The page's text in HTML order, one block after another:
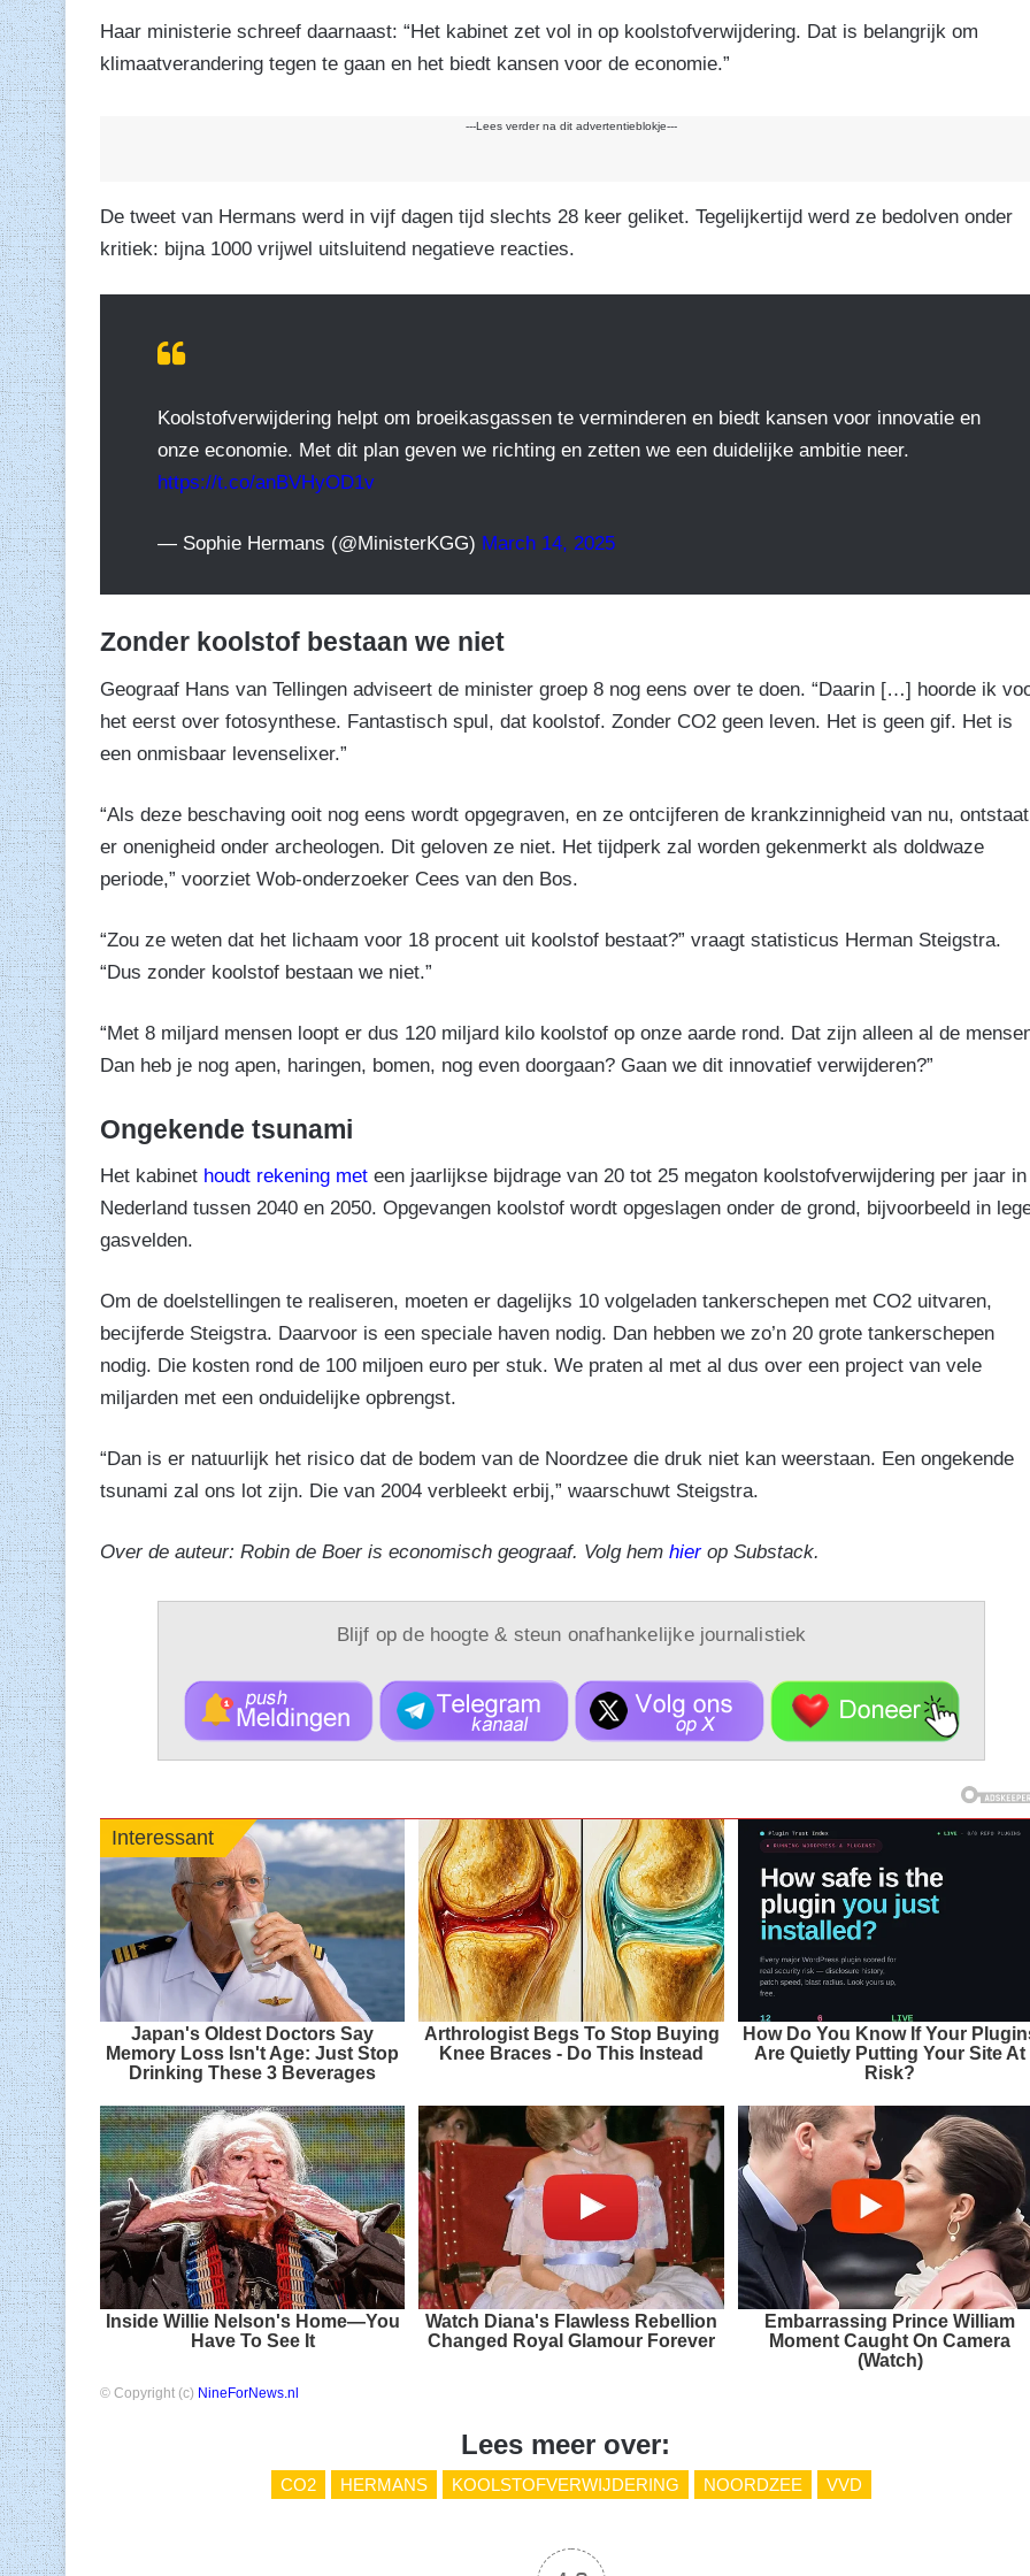
Haar ministerie schreef daarnaast: “Het kabinet zet vol in op koolstofverwijdering. Dat is belangrijk om
klimaatverandering tegen te gaan en het biedt kansen voor de economie.”
---Lees verder na dit advertentieblokje---
De tweet van Hermans werd in vijf dagen tijd slechts 28 keer geliket. Tegelijkertijd werd ze bedolven onder
kritiek: bijna 1000 vrijwel uitsluitend negatieve reacties.
Koolstofverwijdering helpt om broeikasgassen te verminderen en biedt kansen voor innovatie en
onze economie. Met dit plan geven we richting en zetten we een duidelijke ambitie neer.
https://t.co/anBVHyOD1v
— Sophie Hermans (@MinisterKGG) March 14, 2025
Zonder koolstof bestaan we niet
Geograaf Hans van Tellingen adviseert de minister groep 8 nog eens over te doen. “Daarin […] hoorde ik
het eerst over fotosynthese. Fantastisch spul, dat koolstof. Zonder CO2 geen leven. Het is geen gif. Het is
een onmisbaar levenselixer.”
“Als deze beschaving ooit nog eens wordt opgegraven, en ze ontcijferen de krankzinnigheid van nu, ontstaat
er onenigheid onder archeologen. Dit geloven ze niet. Het tijdperk zal worden gekenmerkt als doldwaze
periode,” voorziet Wob-onderzoeker Cees van den Bos.
“Zou ze weten dat het lichaam voor 18 procent uit koolstof bestaat?” vraagt statisticus Herman Steigstra.
“Dus zonder koolstof bestaan we niet.”
“Met 8 miljard mensen loopt er dus 120 miljard kilo koolstof op onze aarde rond. Dat zijn alleen al de
Dan heb je nog apen, haringen, bomen, nog even doorgaan? Gaan we dit innovatief verwijderen?”
Ongekende tsunami
Het kabinet houdt rekening met een jaarlijkse bijdrage van 20 tot 25 megaton koolstofverwijdering per jaar in
Nederland tussen 2040 en 2050. Opgevangen koolstof wordt opgeslagen onder de grond, bijvoorbeeld in
gasvelden.
Om de doelstellingen te realiseren, moeten er dagelijks 10 volgeladen tankerschepen met CO2 uitvaren,
becijferde Steigstra. Daarvoor is een speciale haven nodig. Dan hebben we zo’n 20 grote tankerschepen
nodig. Die kosten rond de 100 miljoen euro per stuk. We praten al met al dus over een project van vele
miljarden met een onduidelijke opbrengst.
“Dan is er natuurlijk het risico dat de bodem van de Noordzee die druk niet kan weerstaan. Een ongekende
tsunami zal ons lot zijn. Die van 2004 verbleekt erbij,” waarschuwt Steigstra.
Over de auteur: Robin de Boer is economisch geograaf. Volg hem hierop Substack.
Blijf op de hoogte & steun onafhankelijke journalistiek
Interessant
Japan's Oldest Doctors Say
Memory Loss Isn't Age: Just Stop
Drinking These 3 Beverages
Arthrologist Begs To Stop Buying
Knee Braces - Do This Instead
How Do You Know If Your
Are Quietly Putting Your Site At
Risk?
Inside Willie Nelson's Home—You
Have To See It
Watch Diana's Flawless Rebellion
Changed Royal Glamour Forever
Embarrassing Prince William
Moment Caught On Camera
(Watch)
© Copyright (c) NineForNews.nl
Lees meer over:
CO2 HERMANS KOOLSTOFVERWIJDERING NOORDZEE VVD